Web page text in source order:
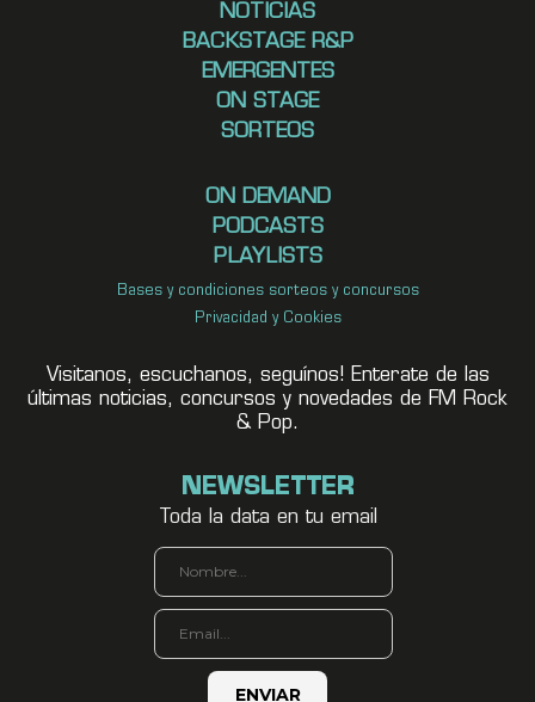
NOTICIAS
BACKSTAGE R&P
EMERGENTES
ON STAGE
SORTEOS
ON DEMAND
PODCASTS
PLAYLISTS
Bases y condiciones sorteos y concursos
Privacidad y Cookies
Visitanos, escuchanos, seguínos! Enterate de las
últimas noticias, concursos y novedades de FM Rock
& Pop.
NEWSLETTER
Toda la data en tu email